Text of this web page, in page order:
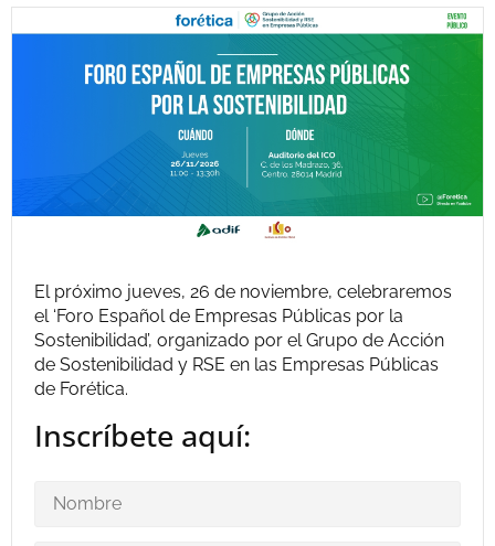
El próximo jueves, 26 de noviembre, celebraremos
el ‘Foro Español de Empresas Públicas por la
Sostenibilidad’, organizado por el Grupo de Acción
de Sostenibilidad y RSE en las Empresas Públicas
de Forética.
Inscríbete aquí: